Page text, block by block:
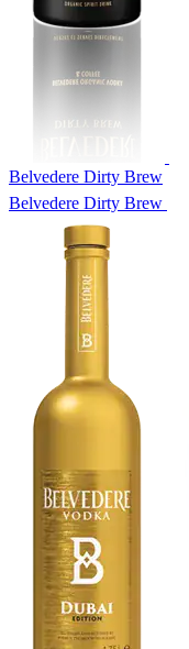
Belvedere Dirty Brew
Belvedere Dirty Brew